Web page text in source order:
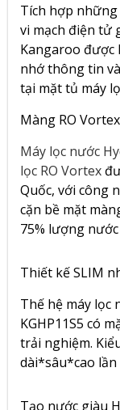
Tích hợp
vi mạch điện tử
Kangaroo được
nhớ thông tin
tại mặt tủ máy
Màng RO
Máy lọc nước
lọc RO Vortex
Quốc, với công
cặn bề mặt
75% lượng
Thiết kế SLIM
Thế hệ máy lọc
KGHP11S5 có
trải nghiệm.
dài*sâu*cao
Tạo nước giàu